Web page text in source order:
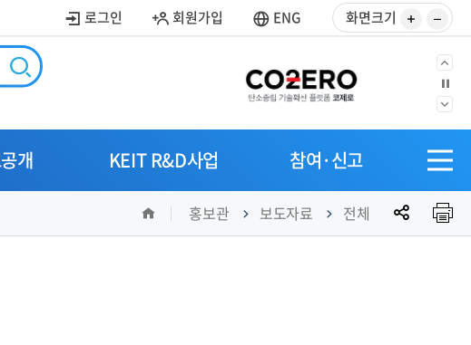
로그인 회원가입 ENG 화면크기
사
기
사
즈
줄
기
색
으
로음
으
개 KEIT R&D사업 참여·신고
전
체
메
뉴
홈 홍보관 보도자료 전체
공
유